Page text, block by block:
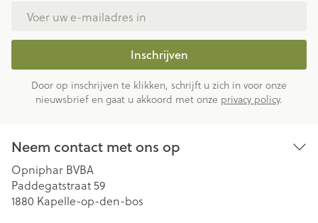
Inschrijven
Door op inschrijven te klikken, schrijft u zich in voor onze
nieuwsbrief en gaat u akkoord met onze privacy policy.
Neem contact met ons op
Opniphar BVBA
Paddegatstraat 59
1880 Kapelle-op-den-bos